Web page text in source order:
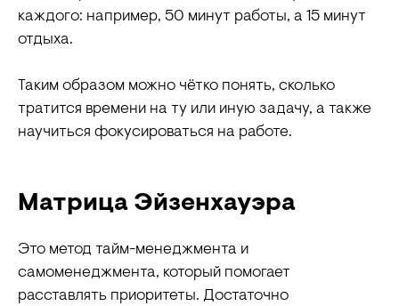
каждого: например, 50 минут работы, а 15 минут
отдыха.
Таким образом можно чётко понять, сколько
тратится времени на ту или иную задачу, а также
научиться фокусироваться на работе.
Матрица Эйзенхауэра
Это метод тайм-менеджмента и
самоменеджмента, который помогает
расставлять приоритеты. Достаточно
+78006003198
Физика
Информатика
Банк заданий